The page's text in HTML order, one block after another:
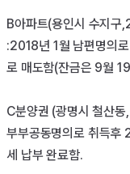
B아파트(용인시 수지구
:2018년 1월 남편명의
로 매도함(잔금은 9월
C분양권 (광명시 철산
부부공동명의로 취득
세 납부 완료함.